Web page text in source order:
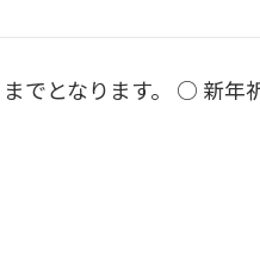
でとなります。 ○ 新